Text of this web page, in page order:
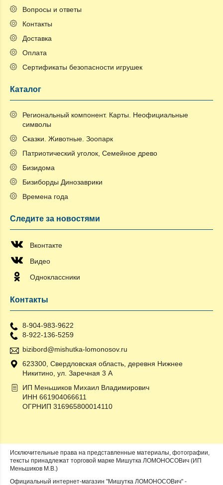
Вопросы и ответы
Контакты
Доставка
Оплата
Сертификаты безопасности игрушек
Каталог
Региональный компонент. Карты. Неофициальные
символы
Сказки. Животные. Зоопарк
Патриотический уголок, Семейное древо
Бизидома
Бизиборды Динозаврики
Времена года
Следите за новостями
Вконтакте
Видео
Одноклассники
Контакты
8-904-983-9622
8-922-136-5259
bizibord@mishutka-lomonosov.ru
623300, Свердловская область, деревня Нижнее
Никитино, ул. Заречная 3 А
ИП Меньшиков Михаил Владимирович
ИНН 661904066611
ОГРНИП 316965800014110
Исключительные права на представленные материалы, фотографии,
тексты принадлежат торговой марке Мишутка ЛОМОНОСОВич (ИП
Меньшиков М.В.)
Официальный интернет-магазин "Мишутка ЛОМОНОСОВич" -